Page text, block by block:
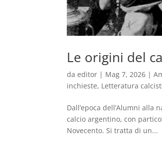
Le origini del
daeditor | Mag 7, 2026 |
inchieste, Letteratura
Dall’epoca dell’Alumni alla
calcio argentino, con
Novecento. Si tratta di un...